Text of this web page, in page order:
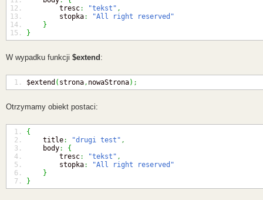
        tresc
: "tekst" ,
        stopka
:
"All right reserved"
}
}
W wypadku funkcji $extend :
$extend ( strona, nowaStrona) ;
Otrzymamy obiekt postaci:
{
    title
: "drugi test" ,
    body
:
{
        tresc
: "tekst" ,
        stopka
:
"All right reserved"
}
}